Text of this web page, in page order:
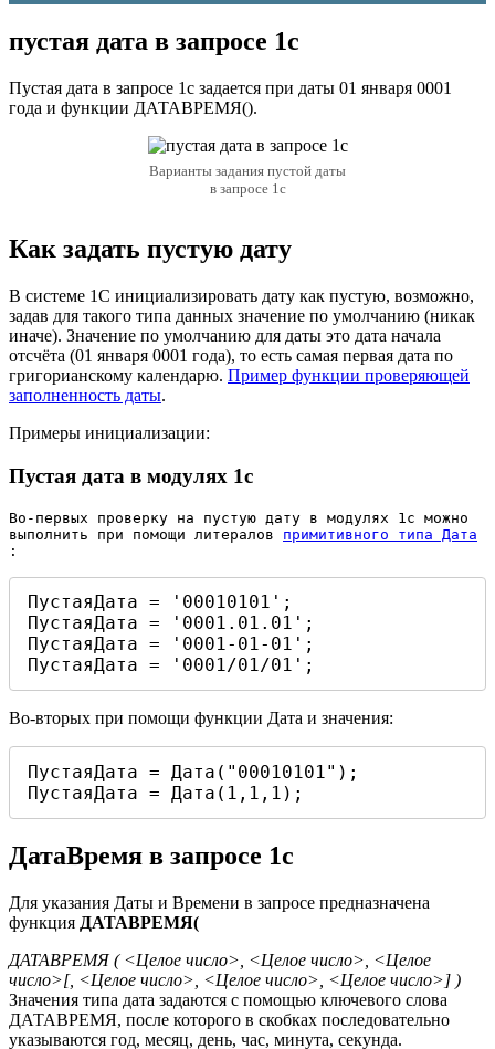
пустая дата в запросе 1с
Пустая дата в запросе 1с задается при даты 01 января 0001
года и функции ДАТАВРЕМЯ().
Варианты задания пустой даты
в запросе 1с
Как задать пустую дату
В системе 1С инициализировать дату как пустую, возможно,
задав для такого типа данных значение по умолчанию (никак
иначе). Значение по умолчанию для даты это дата начала
отсчёта (01 января 0001 года), то есть самая первая дата по
григорианскому календарю. Пример функции проверяющей
заполненность даты.
Примеры инициализации:
Пустая дата в модулях 1с
Во-первых проверку на пустую дату в модулях 1с можно
выполнить при помощи литералов примитивного типа Дата
:
ПустаяДата = '00010101';
ПустаяДата = '0001.01.01';
ПустаяДата = '0001-01-01';
ПустаяДата = '0001/01/01';
Во-вторых при помощи функции Дата и значения:
ПустаяДата = Дата("00010101");
ПустаяДата = Дата(1,1,1);
ДатаВремя в запросе 1с
Для указания Даты и Времени в запросе предназначена
функция ДАТАВРЕМЯ(
ДАТАВРЕМЯ ( <Целое число>, <Целое число>, <Целое
число>[, <Целое число>, <Целое число>, <Целое число>] )
Значения типа дата задаются с помощью ключевого слова
ДАТАВРЕМЯ, после которого в скобках последовательно
указываются год, месяц, день, час, минута, секунда.